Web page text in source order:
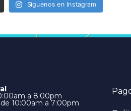
Síguenos en Instagram
a 8:00pm
10:00am a 7:00pm